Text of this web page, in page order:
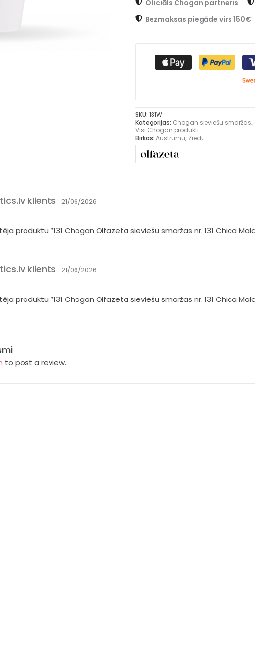
Oficiāls Chogan partneris
Bezmaksas piegāde virs 150€
SKU:131W
Kategorijas: Chogan sieviešu smaržas,
Visi Chogan produkti
Birkas:Austrumu, Ziedu
klients 21/06/2026
produktu “131 Chogan Olfazeta sieviešu smaržas nr. 131 Chica
klients 21/06/2026
produktu “131 Chogan Olfazeta sieviešu smaržas nr. 131 Chica
to post a review.